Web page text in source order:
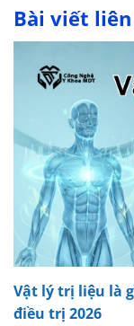
Bài viết
Vật lý trị liệu là
điều trị 2026